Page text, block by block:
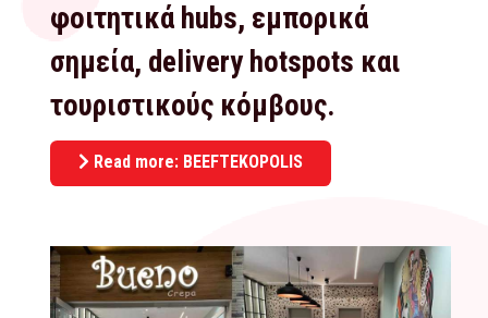
φοιτητικά hubs, εμπορικά
σημεία, delivery hotspots και
τουριστικούς κόμβους.
Read more: BEEFTEKOPOLIS